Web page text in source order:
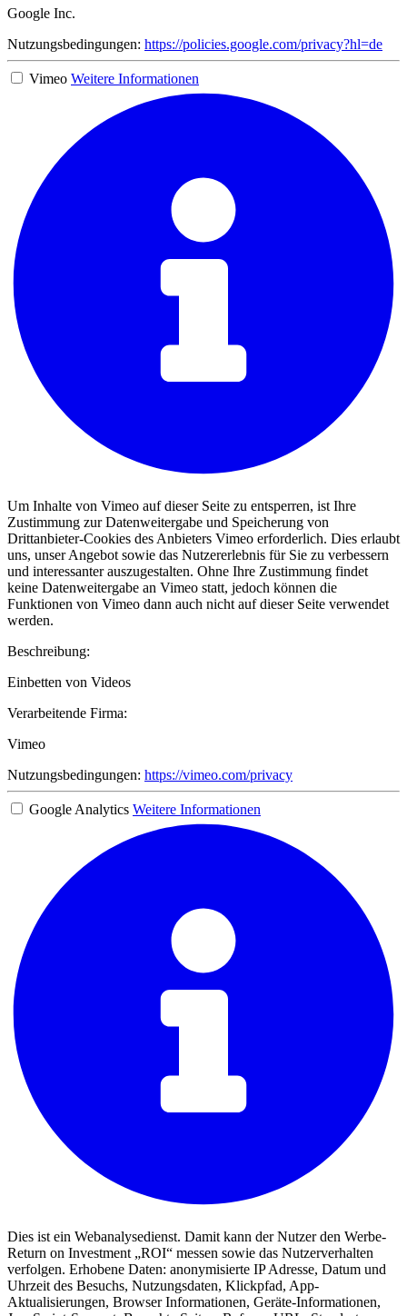
Google Inc.
Nutzungsbedingungen: https://policies.google.com/privacy?hl=de
Vimeo Weitere Informationen
Um Inhalte von Vimeo auf dieser Seite zu entsperren, ist Ihre
Zustimmung zur Datenweitergabe und Speicherung von
Drittanbieter-Cookies des Anbieters Vimeo erforderlich. Dies erlaubt
uns, unser Angebot sowie das Nutzererlebnis für Sie zu verbessern
und interessanter auszugestalten. Ohne Ihre Zustimmung findet
keine Datenweitergabe an Vimeo statt, jedoch können die
Funktionen von Vimeo dann auch nicht auf dieser Seite verwendet
werden.
Beschreibung:
Einbetten von Videos
Verarbeitende Firma:
Vimeo
Nutzungsbedingungen: https://vimeo.com/privacy
Google Analytics Weitere Informationen
Dies ist ein Webanalysedienst. Damit kann der Nutzer den Werbe-
Return on Investment „ROI“ messen sowie das Nutzerverhalten
verfolgen. Erhobene Daten: anonymisierte IP Adresse, Datum und
Uhrzeit des Besuchs, Nutzungsdaten, Klickpfad, App-
Aktualisierungen, Browser Informationen, Geräte-Informationen,